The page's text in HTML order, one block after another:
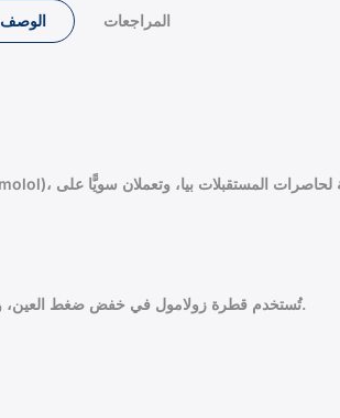
الوصف المراجعات
تُستخدم قطرة زولامول في خفض ضغط العين، وعلاج زرق العين مفتوح الزاوية، للبالغين، ولغير البالغين وصولًا إلى الأطفال في سن الثانية.